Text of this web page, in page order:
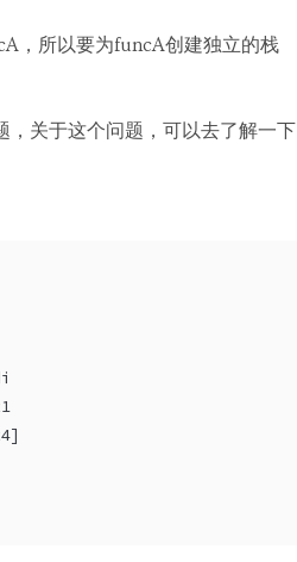
，所以要为funcA创建独立的栈
，关于这个问题，可以去了解一下